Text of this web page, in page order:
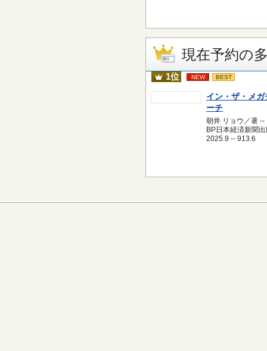
現在予約の
1位 NEW BEST
イン・ザ・メガ
ーチ
朝井 リョウ／著 --
BP日本経済新聞
2025.9 -- 913.6